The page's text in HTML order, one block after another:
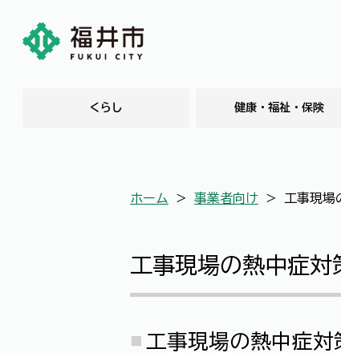
くらし 健康・福祉・保険
ホーム ＞ 事業者向け ＞ 工事現場
工事現場の熱中症対
工事現場の熱中症対